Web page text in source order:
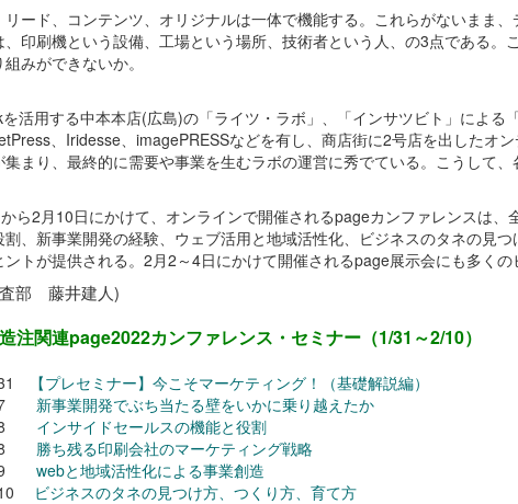
リード、コンテンツ、オリジナルは一体で機能する。これらがないまま
、印刷機という設備、工場という場所、技術者という人、の3点である
みができないか。
活用する中本本店(広島)の「ライツ・ラボ」、「インサツビト」によ
、Iridesse、imagePRESSなどを有し、商店街に2号店を出したオ
集まり、最終的に需要や事業を生むラボの運営に秀でている。こうして
ら2月10日にかけて、オンラインで開催されるpageカンファレンスは
割、新事業開発の経験、ウェブ活用と地域活性化、ビジネスのタネの見
ントが提供される。2月2～4日にかけて開催されるpage展示会にも多くの
部 藤井建人)
注関連page2022カンファレンス・セミナー（1/31～2/10）
【プレセミナー】今こそマーケティング！（基礎解説編）
7 新事業開発でぶち当たる壁をいかに乗り越えたか
8 インサイドセールスの機能と役割
8 勝ち残る印刷会社のマーケティング戦略
9 webと地域活性化による事業創造
ビジネスのタネの見つけ方、つくり方、育て方